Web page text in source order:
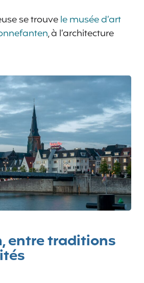
se trouvele musée d’art
, à l’architecture
entre traditions